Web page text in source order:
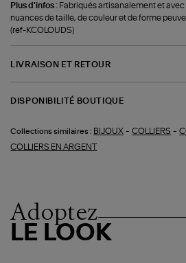
Plus d'infos : Fabriqués artisanalement et
nuances de taille, de couleur et de forme
(ref-KCOLOUDS)
LIVRAISON ET RETOUR
DISPONIBILITÉ BOUTIQUE
Collections similaires : BIJOUX -COLLIERS -
COLLIERS EN ARGENT
Adoptez
LE LOOK